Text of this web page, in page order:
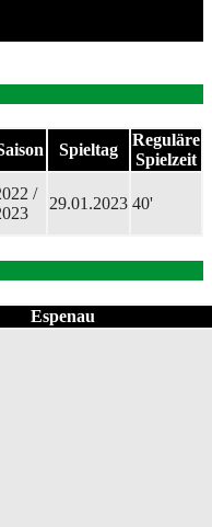
Spieltag
Reguläre
Spielzeit
/
29.01.2023 40'
Espenau